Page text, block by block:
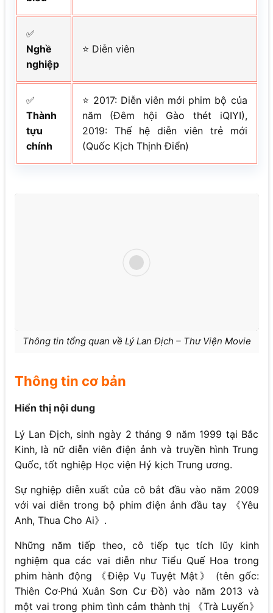
✅
Nghề
nghiệp
⭐ Diễn viên
✅
Thành
tựu
chính
⭐ 2017: Diễn viên mới phim bộ của
năm (Đêm hội Gào thét iQIYI),
2019: Thế hệ diễn viên trẻ mới
(Quốc Kịch Thịnh Điển)
Thông tin tổng quan về Lý Lan Địch – Thư Viện Movie
Thông tin cơ bản
Hiển thị nội dung
Lý Lan Địch, sinh ngày 2 tháng 9 năm 1999 tại Bắc
Kinh, là nữ diễn viên điện ảnh và truyền hình Trung
Quốc, tốt nghiệp Học viện Hý kịch Trung ương.
Sự nghiệp diễn xuất của cô bắt đầu vào năm 2009
với vai diễn trong bộ phim điện ảnh đầu tay 《Yêu
Anh, Thua Cho Ai》.
Những năm tiếp theo, cô tiếp tục tích lũy kinh
nghiệm qua các vai diễn như Tiểu Quế Hoa trong
phim hành động 《Điệp Vụ Tuyệt Mật》 (tên gốc:
Thiên Cơ·Phú Xuân Sơn Cư Đồ) vào năm 2013 và
một vai trong phim tình cảm thành thị 《Trà Luyến》